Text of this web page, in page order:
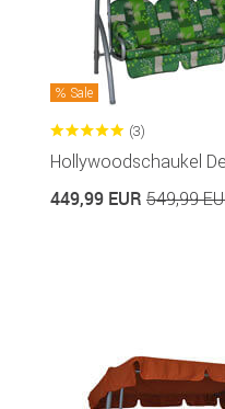
Sale
(3)
Hollywoodschaukel
449,99 EUR 549,99